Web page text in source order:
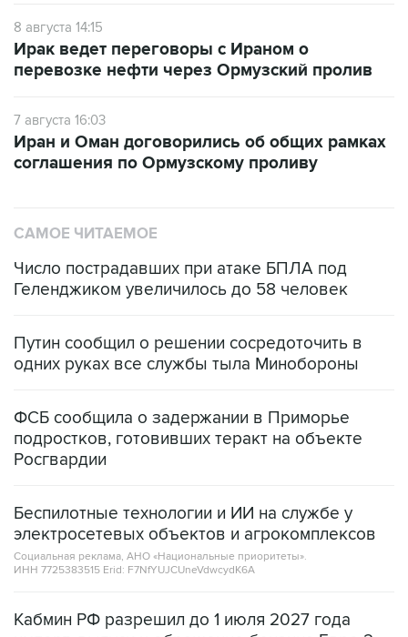
8 августа 14:15
Ирак ведет переговоры с Ираном о
перевозке нефти через Ормузский пролив
7 августа 16:03
Иран и Оман договорились об общих рамках
соглашения по Ормузскому проливу
САМОЕ ЧИТАЕМОЕ
Число пострадавших при атаке БПЛА под
Геленджиком увеличилось до 58 человек
Путин сообщил о решении сосредоточить в
одних руках все службы тыла Минобороны
ФСБ сообщила о задержании в Приморье
подростков, готовивших теракт на объекте
Росгвардии
Беспилотные технологии и ИИ на службе у
электросетевых объектов и агрокомплексов
Социальная реклама, АНО «Национальные приоритеты».
ИНН 7725383515 Erid: F7NfYUJCUneVdwcydK6A
Кабмин РФ разрешил до 1 июля 2027 года